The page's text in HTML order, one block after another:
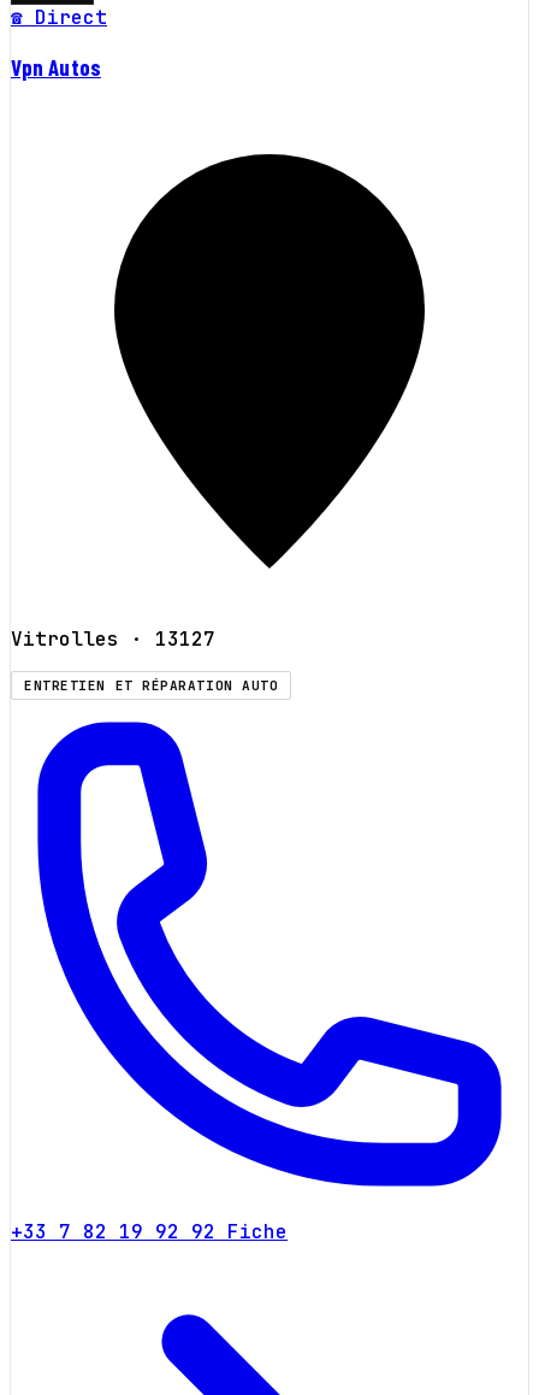
☎ Direct
Vpn Autos
Vitrolles · 13127
ENTRETIEN ET RÉPARATION AUTO
+33 7 82 19 92 92 Fiche